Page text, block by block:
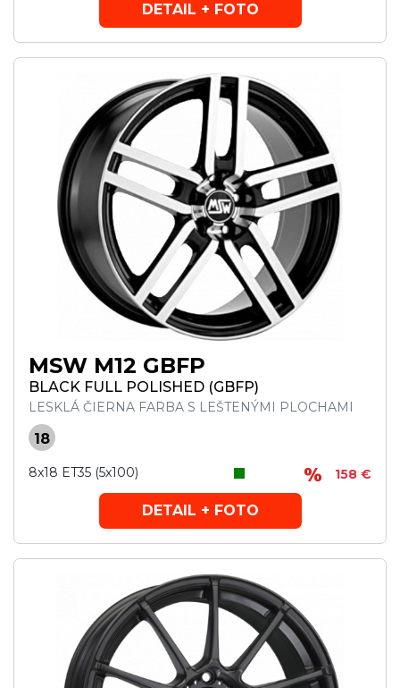
DETAIL + FOTO
MSW M12 GBFP
BLACK FULL POLISHED (GBFP)
LESKLÁ ČIERNA FARBA S LEŠTENÝMI PLOCHAMI
18
8x18 ET35 (5x100) 158 €
DETAIL + FOTO